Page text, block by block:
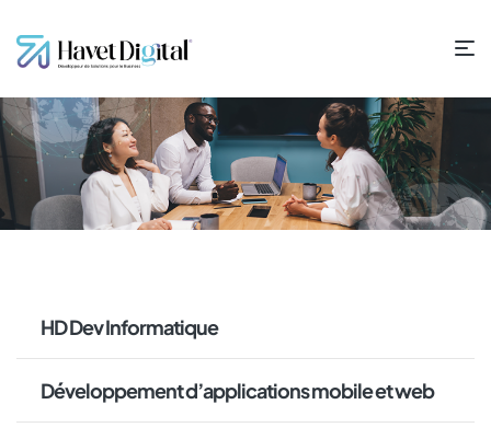
HD Dev Informatique
Développement d’applications mobile et web